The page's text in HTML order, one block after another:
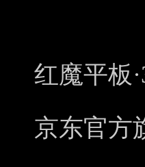
红魔平板
京东官方